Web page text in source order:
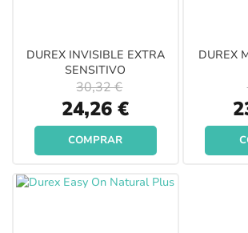
DUREX INVISIBLE EXTRA
SENSITIVO
Special
Price
24,26 €
30,32 €
COMPRAR
DUREX